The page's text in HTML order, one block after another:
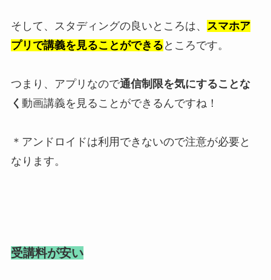
そして、スタディングの良いところは、
スマホア
プリで講義を見ることができる ところです。
つまり、アプリなので通信制限を気にすることな
く 動画講義を見ることができるんですね！
＊アンドロイドは利用できないので注意が必要と
なります。
受講料が安い